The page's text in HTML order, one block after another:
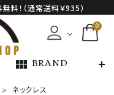
！（通常送料￥935）
0
view_module BRAND
ネックレス